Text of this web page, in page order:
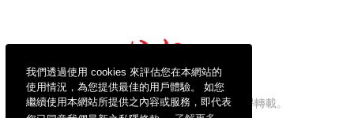
我們透過使用 cookies 來評估您在本網站的
使用情況，為您提供最佳的用戶體驗。 如您
繼續使用本網站所提供之內容或服務，即代表
信報財經新聞有限公司版權所有，不得轉載。